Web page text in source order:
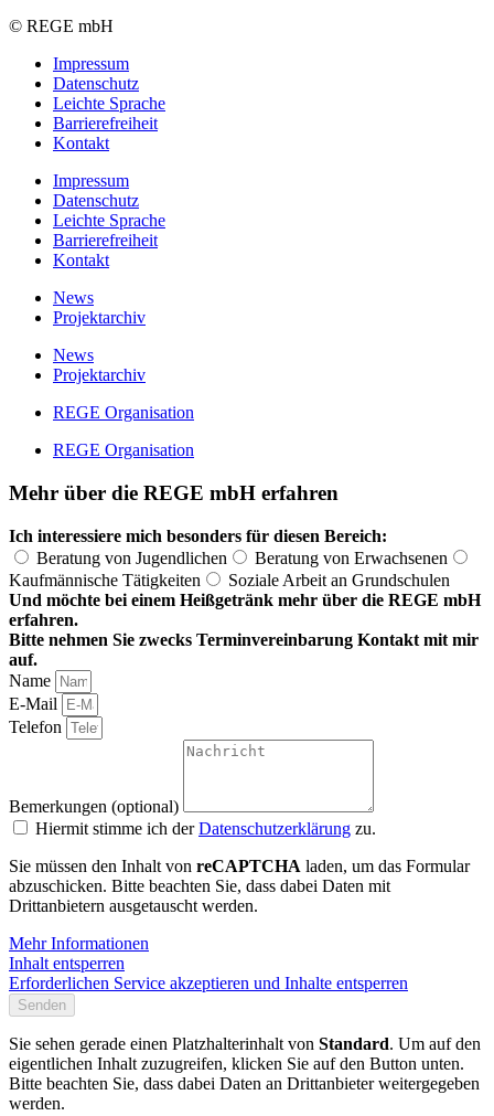
© REGE mbH
Impressum
Datenschutz
Leichte Sprache
Barrierefreiheit
Kontakt
Impressum
Datenschutz
Leichte Sprache
Barrierefreiheit
Kontakt
News
Projektarchiv
News
Projektarchiv
REGE Organisation
REGE Organisation
Mehr über die REGE mbH erfahren
Ich interessiere mich besonders für diesen Bereich:
Beratung von Jugendlichen
Beratung von Erwachsenen
Kaufmännische Tätigkeiten
Soziale Arbeit an Grundschulen
Und möchte bei einem Heißgetränk mehr über die REGE mbH
erfahren.
Bitte nehmen Sie zwecks Terminvereinbarung Kontakt mit mir
auf.
Name
E-Mail
Telefon
Bemerkungen (optional)
Hiermit stimme ich derDatenschutzerklärung zu.
Sie müssen den Inhalt von reCAPTCHA laden, um das Formular
abzuschicken. Bitte beachten Sie, dass dabei Daten mit
Drittanbietern ausgetauscht werden.
Mehr Informationen
Inhalt entsperren
Erforderlichen Service akzeptieren und Inhalte entsperren
Senden
Sie sehen gerade einen Platzhalterinhalt von Standard. Um auf den
eigentlichen Inhalt zuzugreifen, klicken Sie auf den Button unten.
Bitte beachten Sie, dass dabei Daten an Drittanbieter weitergegeben
werden.